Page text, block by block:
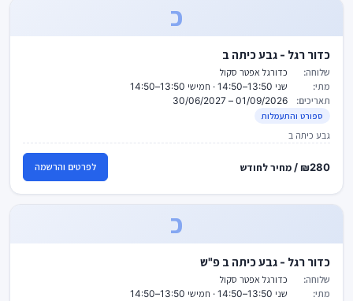
כ
כדור רגל - גבע כיתה ב
שלוחה:
כדורגל אפטר סקול
מתי:
שני 13:50–14:50 · חמישי 13:50–14:50
תאריכים:
01/09/2026 – 30/06/2027
ספורט והתעמלות
גבע כיתה ב
₪280 / מחיר לחודש לפרטים והרשמה
כ
כדור רגל - גבע כיתה ב פ"ש
שלוחה:
כדורגל אפטר סקול
מתי:
שני 13:50–14:50 · חמישי 13:50–14:50